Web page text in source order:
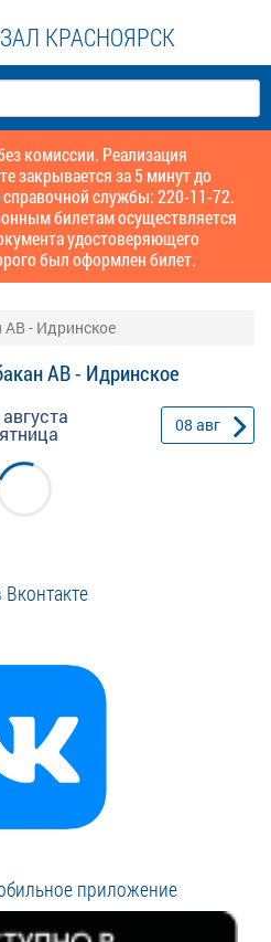
КРАСНОЯРСК
комиссии. Реализация
закрывается за 5 минут до
службы: 220-11-72.
билетам осуществляется
удостоверяющего
был оформлен билет.
АВ - Идринское
АВ - Идринское
08 авг
приложение